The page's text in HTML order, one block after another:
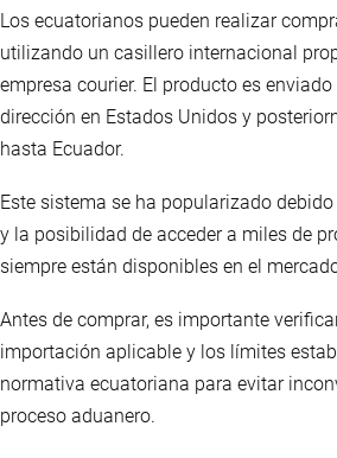
Los ecuatorianos pueden realizar
utilizando un casillero internacional
empresa courier. El producto es
dirección en Estados Unidos y
hasta Ecuador.
Este sistema se ha popularizado
y la posibilidad de acceder a miles de
siempre están disponibles en el
Antes de comprar, es importante
importación aplicable y los límites
normativa ecuatoriana para evitar
proceso aduanero.